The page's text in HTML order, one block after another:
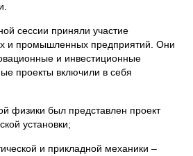
сессии приняли участие
и промышленных предприятий. Они
и инвестиционные
проекты включили в себя
физики был представлен проект
установки;
и прикладной механики –